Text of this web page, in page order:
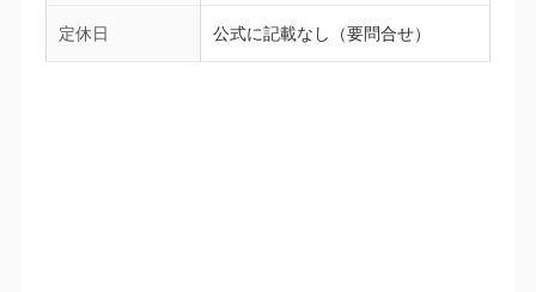
定休日 公式に記載なし（要問合せ）